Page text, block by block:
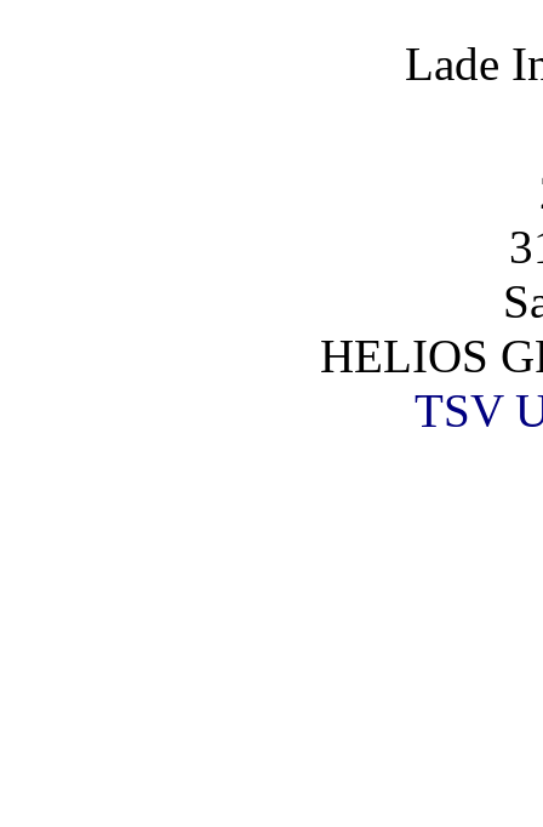
Lade
HELIOS
TSV